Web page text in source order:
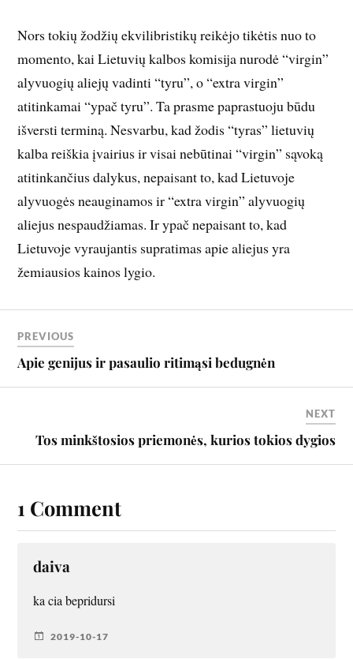
Nors tokių žodžių ekvilibristikų reikėjo tikėtis nuo to
momento, kai Lietuvių kalbos komisija nurodė “virgin”
alyvuogių aliejų vadinti “tyru”, o “extra virgin”
atitinkamai “ypač tyru”. Ta prasme paprastuoju būdu
išversti terminą. Nesvarbu, kad žodis “tyras” lietuvių
kalba reiškia įvairius ir visai nebūtinai “virgin” sąvoką
atitinkančius dalykus, nepaisant to, kad Lietuvoje
alyvuogės neauginamos ir “extra virgin” alyvuogių
aliejus nespaudžiamas. Ir ypač nepaisant to, kad
Lietuvoje vyraujantis supratimas apie aliejus yra
žemiausios kainos lygio.
PREVIOUS
Apie genijus ir pasaulio ritimąsi bedugnėn
NEXT
Tos minkštosios priemonės, kurios tokios dygios
1 Comment
daiva
ka cia bepridursi
2019-10-17